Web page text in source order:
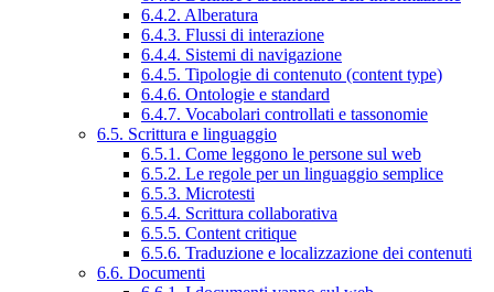
6.4.2. Alberatura
6.4.3. Flussi di interazione
6.4.4. Sistemi di navigazione
6.4.5. Tipologie di contenuto (content type)
6.4.6. Ontologie e standard
6.4.7. Vocabolari controllati e tassonomie
6.5. Scrittura e linguaggio
6.5.1. Come leggono le persone sul web
6.5.2. Le regole per un linguaggio semplice
6.5.3. Microtesti
6.5.4. Scrittura collaborativa
6.5.5. Content critique
6.5.6. Traduzione e localizzazione dei contenuti
6.6. Documenti